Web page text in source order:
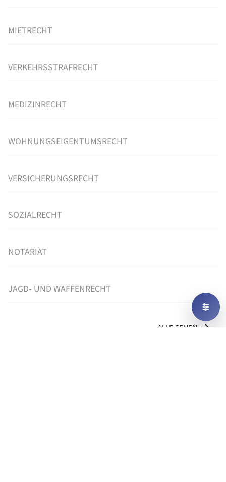
MIETRECHT
VERKEHRSSTRAFRECHT
MEDIZINRECHT
WOHNUNGSEIGENTUMSRECHT
VERSICHERUNGSRECHT
SOZIALRECHT
NOTARIAT
JAGD- UND WAFFENRECHT
ALLE SEHEN